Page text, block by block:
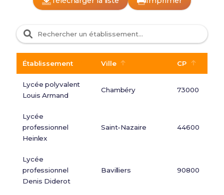
Établissement Ville CP
Lycée polyvalent
Louis Armand
Chambéry 73000
Lycée
professionnel
Heinlex
Saint-Nazaire 44600
Lycée
professionnel
Denis Diderot
Bavilliers 90800